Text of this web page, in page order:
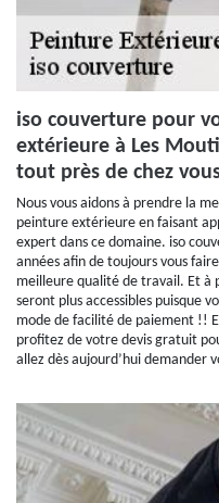
iso couverture pour
extérieure à Les
tout près de chez
Nous vous aidons à prendre la
peinture extérieure en faisant
expert dans ce domaine. iso
années afin de toujours vous
meilleure qualité de travail. Et à
seront plus accessibles puisque
mode de facilité de paiement !!
profitez de votre devis gratuit
allez dès aujourd’hui demander